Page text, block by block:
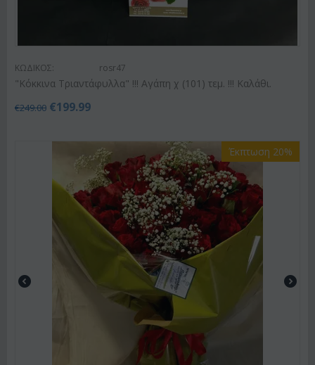
ΚΩΔΙΚΟΣ: rosr47
"Κόκκινα Τριαντάφυλλα" !!! Αγάπη χ (101) τεμ. !!! Καλάθι.
€249.00 €199.99
Έκπτωση 20%